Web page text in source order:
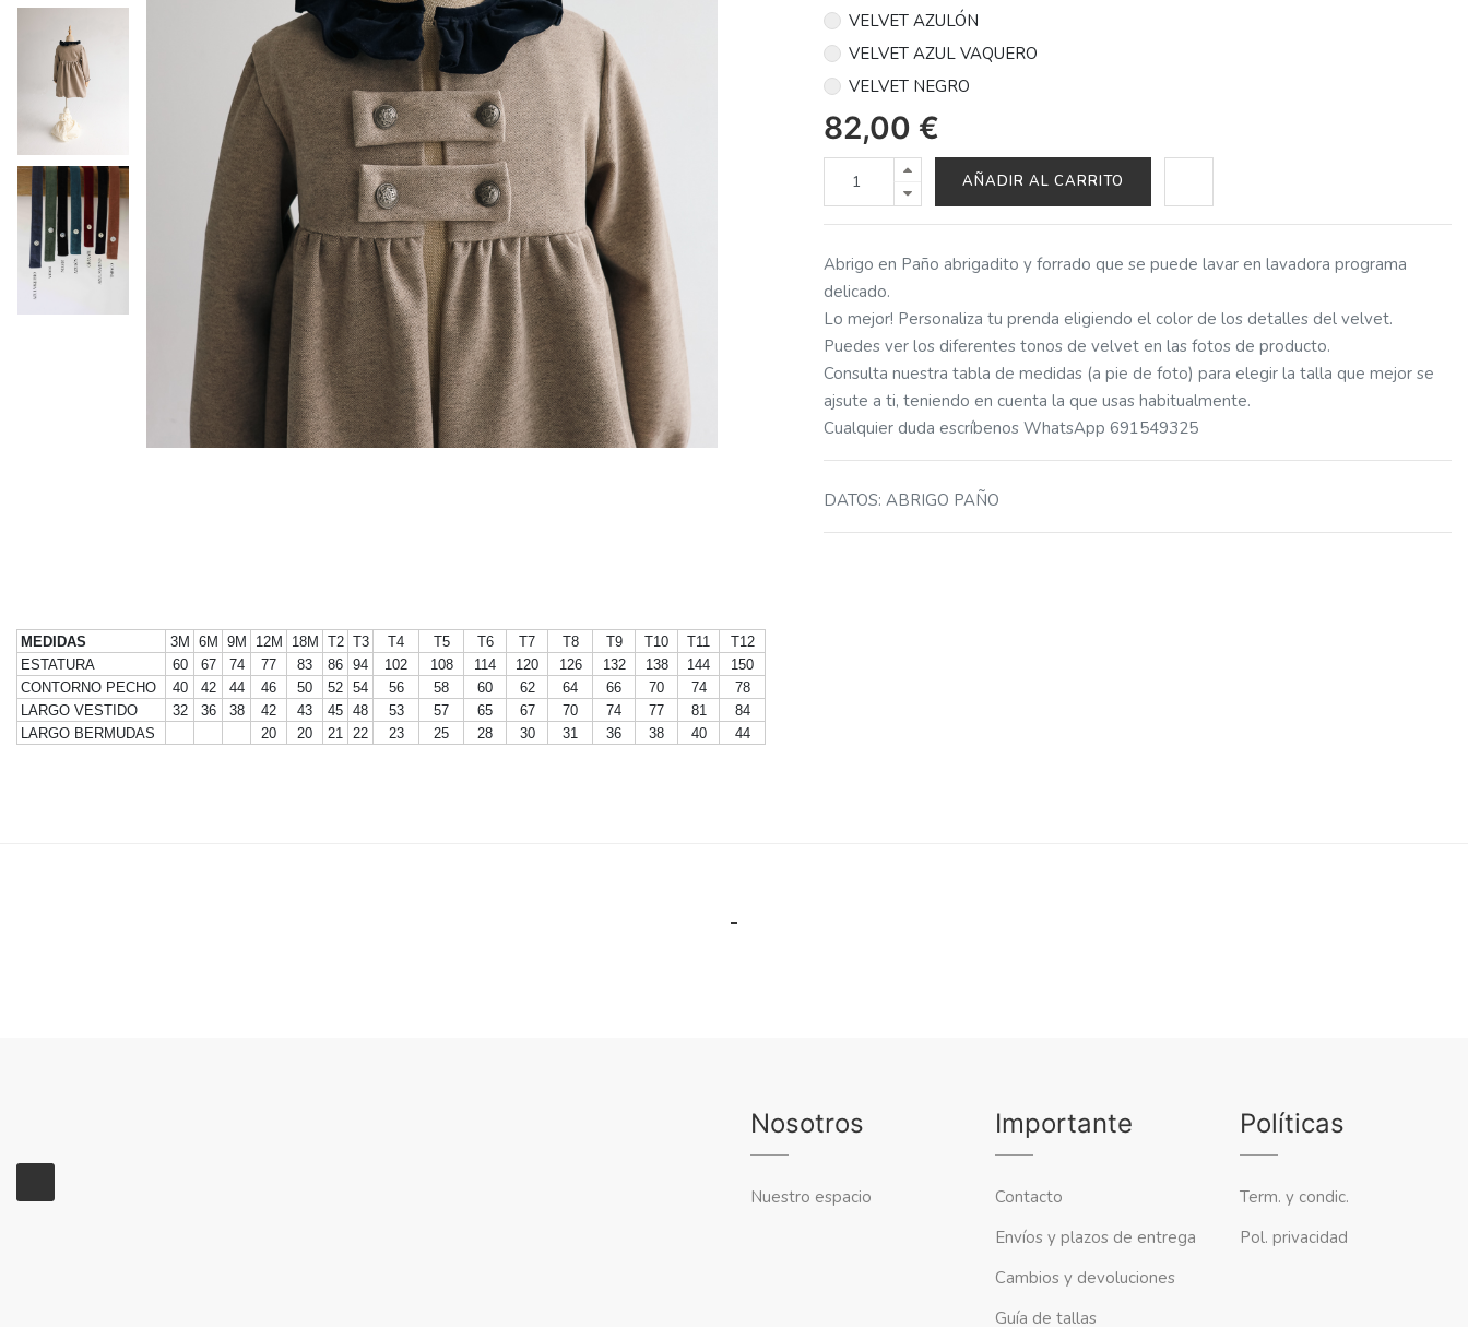
VELVET AZULÓN
VELVET AZUL VAQUERO
VELVET NEGRO
82,00 €
AÑADIR AL CARRITO
Abrigo en Paño abrigadito y forrado que se puede lavar en lavadora programa
delicado.
Lo mejor! Personaliza tu prenda eligiendo el color de los detalles del velvet.
Puedes ver los diferentes tonos de velvet en las fotos de producto.
Consulta nuestra tabla de medidas (a pie de foto) para elegir la talla que mejor se
ajsute a ti, teniendo en cuenta la que usas habitualmente.
Cualquier duda escríbenos WhatsApp 691549325
DATOS:ABRIGO PAÑO
MEDIDAS 3M 6M 9M 12M 18M T2 T3 T4 T5 T6 T7 T8 T9 T10 T11
T12
ESTATURA
60 67 74 77 83 86 94 102 108 114 120 126 132 138 144
150
CONTORNO PECHO
40 42 44 46 50 52 54 56 58 60 62 64 66 70 74
78
LARGO VESTIDO
32 36 38 42 43 45 48 53 57 65 67 70 74 77 81
84
LARGO BERMUDAS
20 20 21 22 23 25 28 30 31 36 38 40 44
Nosotros
Nuestro espacio
Importante
Contacto
Envíos y plazos de entrega
Cambios y devoluciones
Guía de tallas
Políticas
Term. y condic.
Pol. privacidad